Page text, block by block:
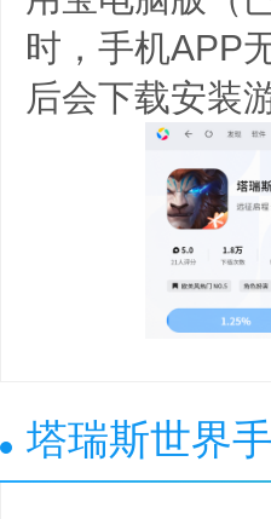
时，手机APP
后会下载安装
塔瑞斯世界